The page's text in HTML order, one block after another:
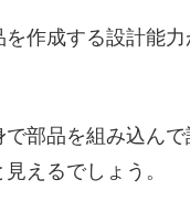
作成する設計能
で部品を組み込ん
えるでしょう。